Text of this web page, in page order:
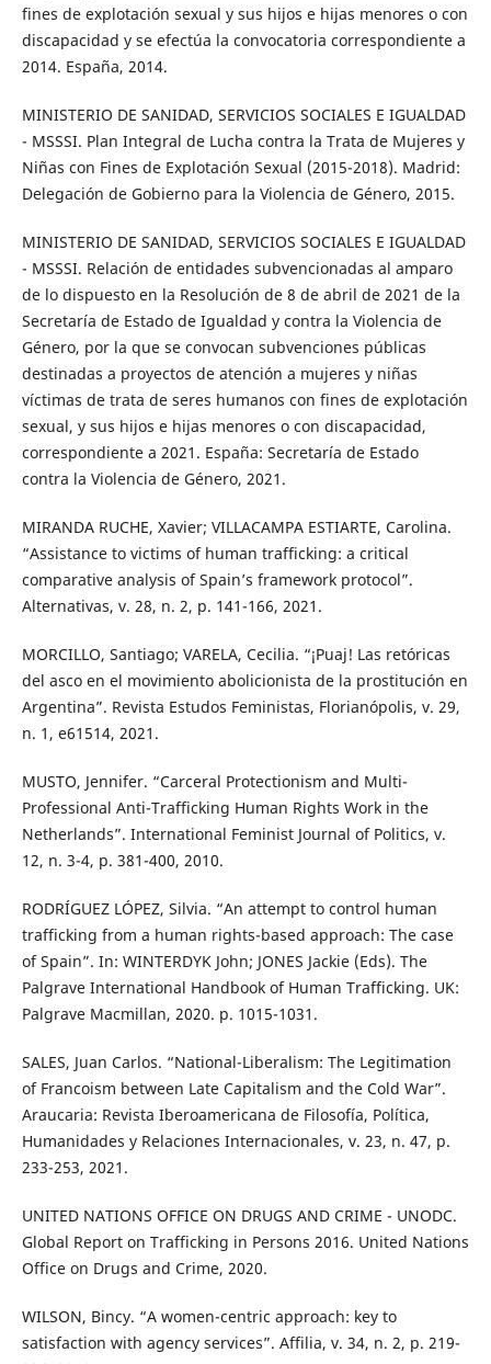
fines de explotación sexual y sus hijos e hijas menores o con
discapacidad y se efectúa la convocatoria correspondiente a
2014. España, 2014.
MINISTERIO DE SANIDAD, SERVICIOS SOCIALES E IGUALDAD
- MSSSI. Plan Integral de Lucha contra la Trata de Mujeres y
Niñas con Fines de Explotación Sexual (2015-2018). Madrid:
Delegación de Gobierno para la Violencia de Género, 2015.
MINISTERIO DE SANIDAD, SERVICIOS SOCIALES E IGUALDAD
- MSSSI. Relación de entidades subvencionadas al amparo
de lo dispuesto en la Resolución de 8 de abril de 2021 de la
Secretaría de Estado de Igualdad y contra la Violencia de
Género, por la que se convocan subvenciones públicas
destinadas a proyectos de atención a mujeres y niñas
víctimas de trata de seres humanos con fines de explotación
sexual, y sus hijos e hijas menores o con discapacidad,
correspondiente a 2021. España: Secretaría de Estado
contra la Violencia de Género, 2021.
MIRANDA RUCHE, Xavier; VILLACAMPA ESTIARTE, Carolina.
“Assistance to victims of human trafficking: a critical
comparative analysis of Spain’s framework protocol”.
Alternativas, v. 28, n. 2, p. 141-166, 2021.
MORCILLO, Santiago; VARELA, Cecilia. “¡Puaj! Las retóricas
del asco en el movimiento abolicionista de la prostitución en
Argentina”. Revista Estudos Feministas, Florianópolis, v. 29,
n. 1, e61514, 2021.
MUSTO, Jennifer. “Carceral Protectionism and Multi-
Professional Anti-Trafficking Human Rights Work in the
Netherlands”. International Feminist Journal of Politics, v.
12, n. 3-4, p. 381-400, 2010.
RODRÍGUEZ LÓPEZ, Silvia. “An attempt to control human
trafficking from a human rights-based approach: The case
of Spain”. In: WINTERDYK John; JONES Jackie (Eds). The
Palgrave International Handbook of Human Trafficking. UK:
Palgrave Macmillan, 2020. p. 1015-1031.
SALES, Juan Carlos. “National-Liberalism: The Legitimation
of Francoism between Late Capitalism and the Cold War”.
Araucaria: Revista Iberoamericana de Filosofía, Política,
Humanidades y Relaciones Internacionales, v. 23, n. 47, p.
233-253, 2021.
UNITED NATIONS OFFICE ON DRUGS AND CRIME - UNODC.
Global Report on Trafficking in Persons 2016. United Nations
Office on Drugs and Crime, 2020.
WILSON, Bincy. “A women-centric approach: key to
satisfaction with agency services”. Affilia, v. 34, n. 2, p. 219-